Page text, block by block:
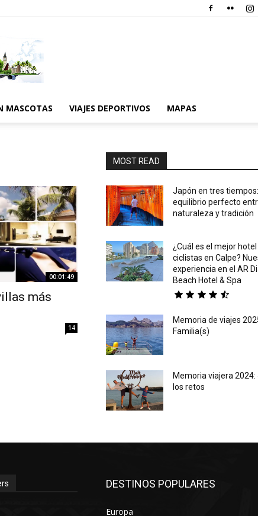
MASCOTAS VIAJES DEPORTIVOS MAPAS
00:01:49
más
14
MOST READ
Japón en tres tiempos:
equilibrio perfecto
naturaleza y tradición
¿Cuál es el mejor
ciclistas en Calpe?
experiencia en el AR
Beach Hotel & Spa
Memoria de viajes
Familia(s)
Memoria viajera 2024:
los retos
DESTINOS POPULARES
Europa